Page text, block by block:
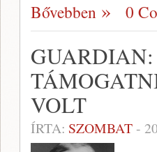
Bővebben 0
VOLT
ÍRTA: SZOMBAT-